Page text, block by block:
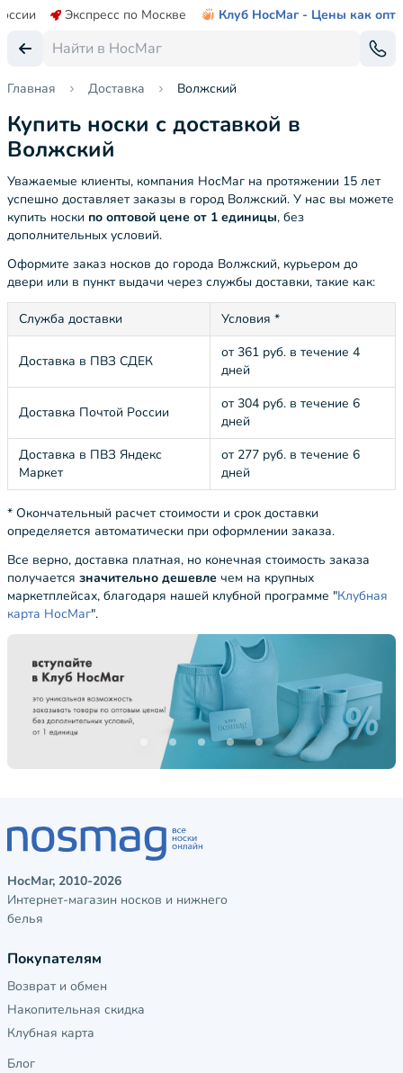
Экспресс по Москве Клуб НосМаг - Цены как опт
Главная Доставка Волжский
Купить носки с доставкой в
Волжский
Уважаемые клиенты, компания НосМаг на протяжении 15 лет
успешно доставляет заказы в город Волжский. У нас вы можете
купить носки по оптовой цене от 1 единицы, без
дополнительных условий.
Оформите заказ носков до города Волжский, курьером до
двери или в пункт выдачи через службы доставки, такие как:
Служба доставки Условия *
Доставка в ПВЗ СДЕК
от 361 руб. в течение 4
дней
Доставка Почтой России
от 304 руб. в течение 6
дней
Доставка в ПВЗ Яндекс
Маркет
от 277 руб. в течение 6
дней
* Окончательный расчет стоимости и срок доставки
определяется автоматически при оформлении заказа.
Все верно, доставка платная, но конечная стоимость заказа
получается значительно дешевле чем на крупных
маркетплейсах, благодаря нашей клубной программе "Клубная
карта НосМаг".
НосМаг, 2010-2026
Интернет-магазин носков и нижнего
белья
Покупателям
Возврат и обмен
Накопительная скидка
Клубная карта
Блог